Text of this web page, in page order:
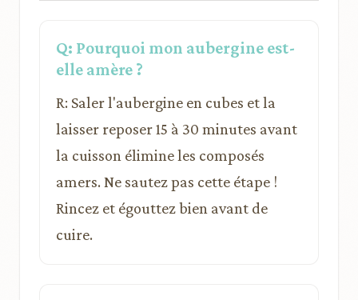
Q: Pourquoi mon aubergine est-
elle amère ?
R: Saler l'aubergine en cubes et la
laisser reposer 15 à 30 minutes avant
la cuisson élimine les composés
amers. Ne sautez pas cette étape !
Rincez et égouttez bien avant de
cuire.